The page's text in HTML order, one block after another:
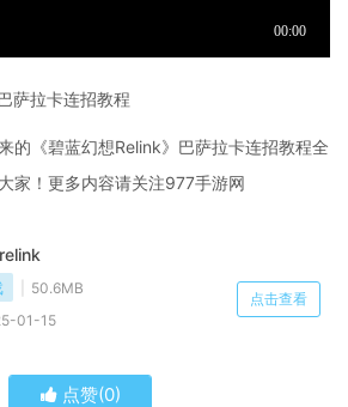
的《碧蓝幻想Relink》巴萨拉卡连招教程全
家！更多内容请关注977手游网
50.6MB
01-15
点击查看
点赞(0)